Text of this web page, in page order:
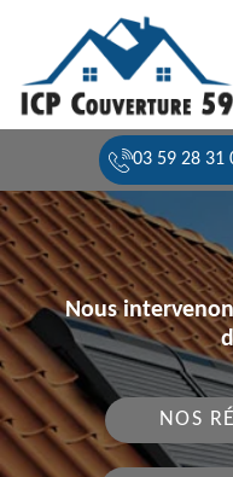
03 59 28 31
Nous
NOS